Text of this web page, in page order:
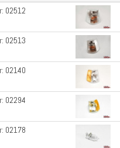
02512
02513
02140
02294
02178